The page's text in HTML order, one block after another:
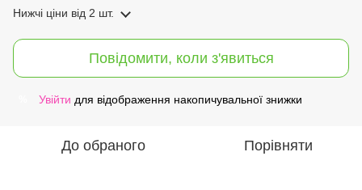
Нижчі ціни від 2 шт.
Повідомити, коли з'явиться
Увійти для відображення накопичувальної знижки
До обраного Порівняти